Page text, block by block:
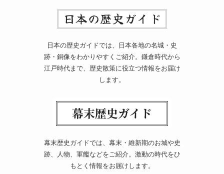
日本の歴史ガイドでは、日本各地の名城・史
跡・銅像をわかりやすくご紹介。鎌倉時代から
江戸時代まで、歴史散策に役立つ情報をお届け
します。
幕末歴史ガイドでは、幕末・維新期のお城や史
跡、人物、軍艦などをご紹介。激動の時代をひ
もとく情報をお届けします。